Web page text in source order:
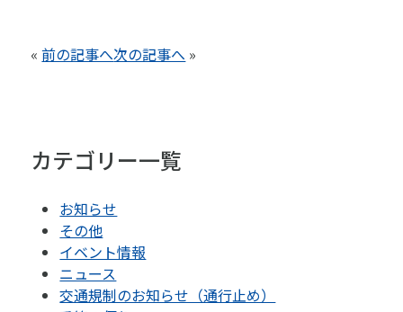
«前の記事へ次の記事へ »
カテゴリー一覧
お知らせ
その他
イベント情報
ニュース
交通規制のお知らせ（通行止め）